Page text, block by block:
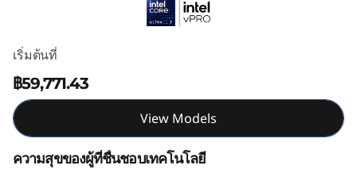
E
d
เริ่มต้นที่
฿59,771.43
View Models
ความสุขของผู้ที่ชื่นชอบเทคโนโลยี